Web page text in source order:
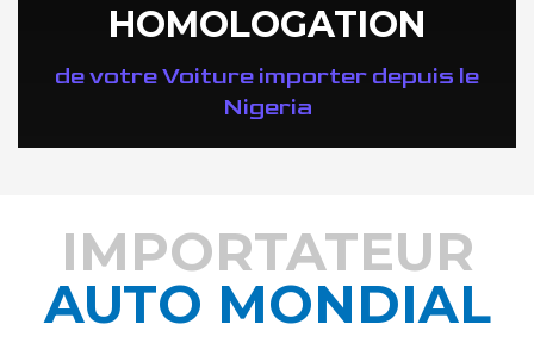
HOMOLOGATION
de votre Voiture importer depuis le
Nigeria
DÉCOUVREZ COMMENT
IMPORTATEUR
AUTO MONDIAL